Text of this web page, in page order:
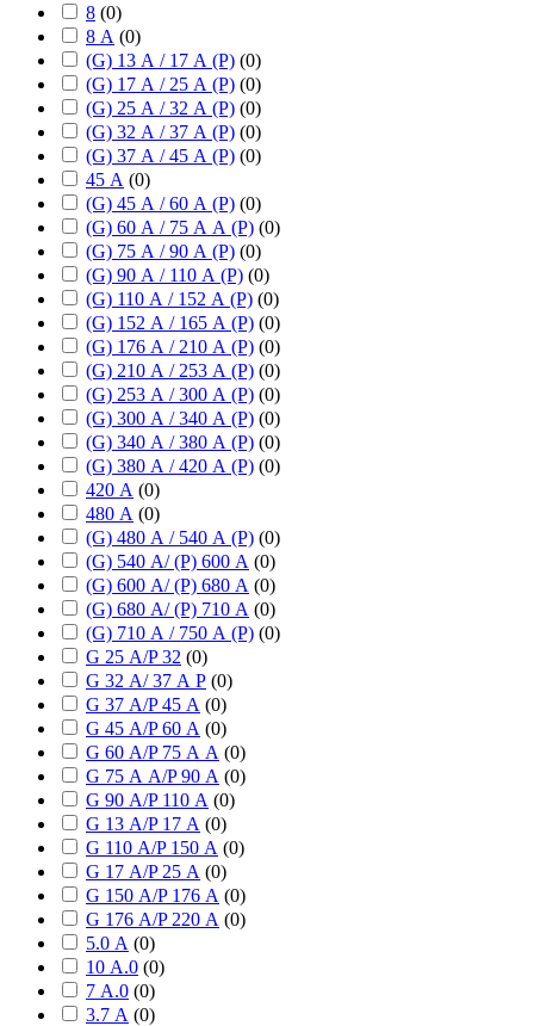
8 (0)
8 А (0)
(G) 13 А / 17 А (P) (0)
(G) 17 А / 25 А (P) (0)
(G) 25 А / 32 А (P) (0)
(G) 32 А / 37 А (P) (0)
(G) 37 А / 45 А (P) (0)
45 А (0)
(G) 45 А / 60 А (P) (0)
(G) 60 А / 75 А А (P) (0)
(G) 75 А / 90 А (P) (0)
(G) 90 А / 110 А (P) (0)
(G) 110 А / 152 А (P) (0)
(G) 152 А / 165 А (P) (0)
(G) 176 А / 210 А (P) (0)
(G) 210 А / 253 А (P) (0)
(G) 253 А / 300 А (P) (0)
(G) 300 А / 340 А (P) (0)
(G) 340 А / 380 А (P) (0)
(G) 380 А / 420 А (P) (0)
420 А (0)
480 А (0)
(G) 480 А / 540 А (P) (0)
(G) 540 А/ (P) 600 А (0)
(G) 600 А/ (P) 680 А (0)
(G) 680 А/ (P) 710 А (0)
(G) 710 А / 750 А (P) (0)
G 25 А/P 32 (0)
G 32 А/ 37 А P (0)
G 37 А/P 45 А (0)
G 45 А/P 60 А (0)
G 60 А/P 75 А А (0)
G 75 А А/P 90 А (0)
G 90 А/P 110 А (0)
G 13 А/P 17 А (0)
G 110 А/P 150 А (0)
G 17 А/P 25 А (0)
G 150 А/P 176 А (0)
G 176 А/P 220 А (0)
5.0 А (0)
10 А.0 (0)
7 А.0 (0)
3.7 А (0)